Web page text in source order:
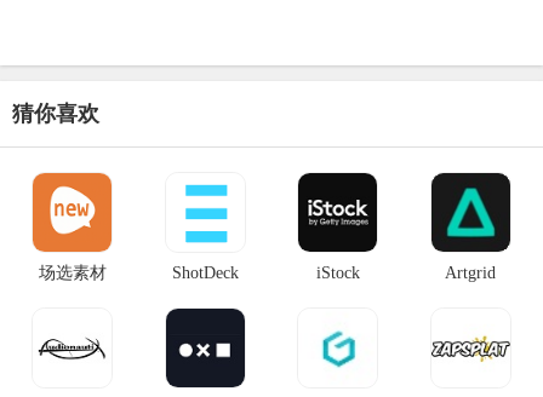
猜你喜欢
场选素材 ShotDeck iStock Artgrid